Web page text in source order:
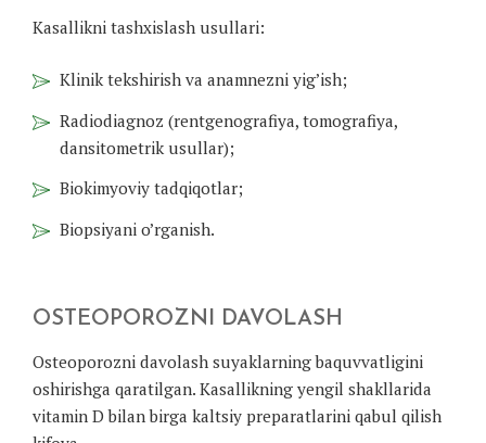
Kasallikni tashxislash usullari:
Klinik tekshirish va anamnezni yig’ish;
Radiodiagnoz (rentgenografiya, tomografiya,
dansitometrik usullar);
Biokimyoviy tadqiqotlar;
Biopsiyani o’rganish.
OSTEOPOROZNI DAVOLASH
Osteoporozni davolash suyaklarning baquvvatligini
oshirishga qaratilgan. Kasallikning yengil shakllarida
vitamin D bilan birga kaltsiy preparatlarini qabul qilish